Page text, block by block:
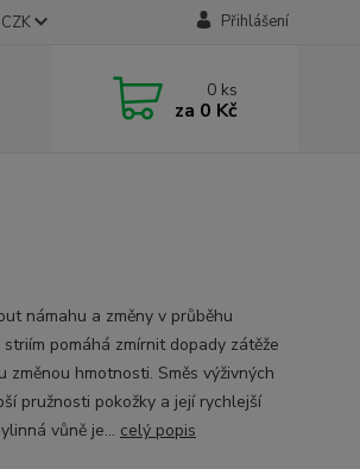
CZK Přihlášení
0 ks
za 0 Kč
námahu a změny v průběhu
striím pomáhá zmírnit dopady zátěže
změnou hmotnosti. Směs výživných
pružnosti pokožky a její rychlejší
vůně je... celý popis